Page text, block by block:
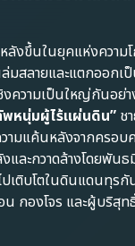
หลังขึ้นในยุคแห่งความ
ล่มสลายและแตกออก
ความเป็นใหญ่กันอย่
หนุ่มผู้ไร้แผ่นดิน” ช
ามแค้นหลังจากครอบ
และกวาดล้างโดยพันธ
ปเติบโตในดินแดนทุรกั
น กองโจร และผู้บริสุ